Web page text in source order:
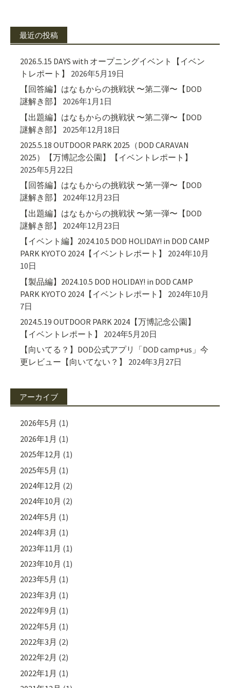
最近の投稿
2026.5.15 DAYS with オープニングイベント【イベン
トレポート】
2026年5月19日
【回答編】はなもからの挑戦状 〜第二弾〜【DOD
謎解き部】
2026年1月1日
【出題編】はなもからの挑戦状 〜第二弾〜【DOD
謎解き部】
2025年12月18日
2025.5.18 OUTDOOR PARK 2025（DOD CARAVAN
2025）【万博記念公園】【イベントレポート】
2025年5月22日
【回答編】はなもからの挑戦状 〜第一弾〜【DOD
謎解き部】
2024年12月23日
【出題編】はなもからの挑戦状 〜第一弾〜【DOD
謎解き部】
2024年12月23日
【イベント編】2024.10.5 DOD HOLIDAY! in DOD CAMP
PARK KYOTO 2024【イベントレポート】
2024年10月
10日
【製品編】2024.10.5 DOD HOLIDAY! in DOD CAMP
PARK KYOTO 2024【イベントレポート】
2024年10月
7日
2024.5.19 OUTDOOR PARK 2024【万博記念公園】
【イベントレポート】
2024年5月20日
【向いてる？】DOD公式アプリ「DOD camp+us」今
更レビュー【向いてない？】
2024年3月27日
アーカイブ
2026年5月 (1)
2026年1月 (1)
2025年12月 (1)
2025年5月 (1)
2024年12月 (2)
2024年10月 (2)
2024年5月 (1)
2024年3月 (1)
2023年11月 (1)
2023年10月 (1)
2023年5月 (1)
2023年3月 (1)
2022年9月 (1)
2022年5月 (1)
2022年3月 (2)
2022年2月 (2)
2022年1月 (1)